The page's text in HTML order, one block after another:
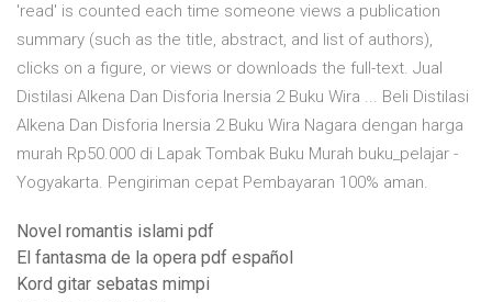
'read' is counted each time someone views a publication
summary (such as the title, abstract, and list of authors),
clicks on a figure, or views or downloads the full-text. Jual
Distilasi Alkena Dan Disforia Inersia 2 Buku Wira ... Beli Distilasi
Alkena Dan Disforia Inersia 2 Buku Wira Nagara dengan harga
murah Rp50.000 di Lapak Tombak Buku Murah buku_pelajar -
Yogyakarta. Pengiriman cepat Pembayaran 100% aman.
Novel romantis islami pdf
El fantasma de la opera pdf español
Kord gitar sebatas mimpi